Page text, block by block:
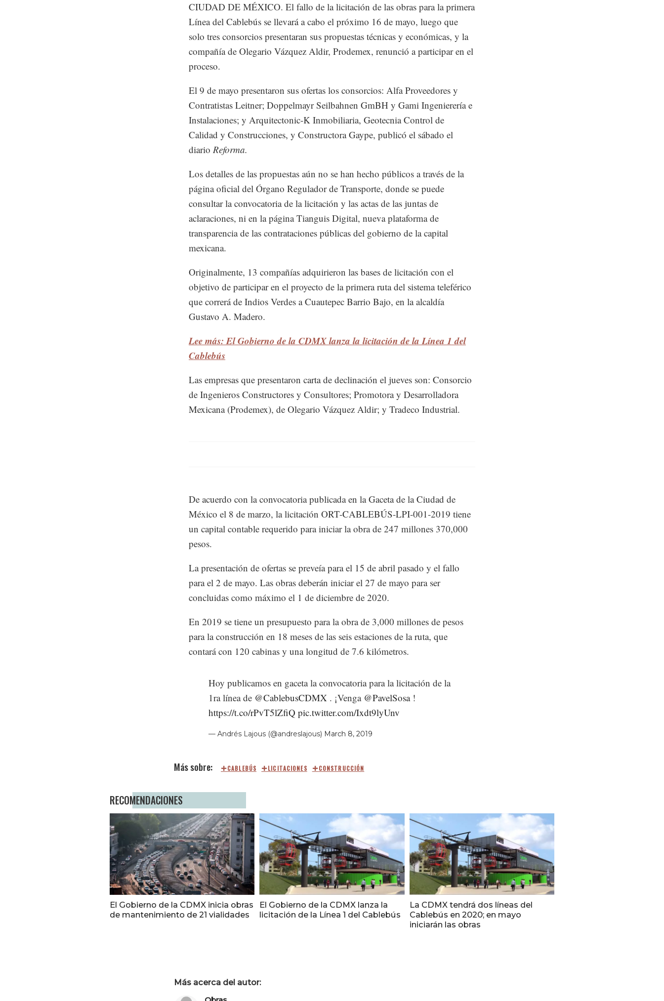
CIUDAD DE MÉXICO. El fallo de la licitación de las obras para la primera
Línea del Cablebús se llevará a cabo el próximo 16 de mayo, luego que
solo tres consorcios presentaran sus propuestas técnicas y económicas, y la
compañía de Olegario Vázquez Aldir, Prodemex, renunció a participar en el
proceso.
El 9 de mayo presentaron sus ofertas los consorcios: Alfa Proveedores y
Contratistas Leitner; Doppelmayr Seilbahnen GmBH y Gami Ingenierería e
Instalaciones; y Arquitectonic-K Inmobiliaria, Geotecnia Control de
Calidad y Construcciones, y Constructora Gaype, publicó el sábado el
diario Reforma.
Los detalles de las propuestas aún no se han hecho públicos a través de la
página oficial del Órgano Regulador de Transporte, donde se puede
consultar la convocatoria de la licitación y las actas de las juntas de
aclaraciones, ni en la página Tianguis Digital, nueva plataforma de
transparencia de las contrataciones públicas del gobierno de la capital
mexicana.
Originalmente, 13 compañías adquirieron las bases de licitación con el
objetivo de participar en el proyecto de la primera ruta del sistema teleférico
que correrá de Indios Verdes a Cuautepec Barrio Bajo, en la alcaldía
Gustavo A. Madero.
Lee más: El Gobierno de la CDMX lanza la licitación de la Línea 1 del
Cablebús
Las empresas que presentaron carta de declinación el jueves son: Consorcio
de Ingenieros Constructores y Consultores; Promotora y Desarrolladora
Mexicana (Prodemex), de Olegario Vázquez Aldir; y Tradeco Industrial.
De acuerdo con la convocatoria publicada en la Gaceta de la Ciudad de
México el 8 de marzo, la licitación ORT-CABLEBÚS-LPI-001-2019 tiene
un capital contable requerido para iniciar la obra de 247 millones 370,000
pesos.
La presentación de ofertas se preveía para el 15 de abril pasado y el fallo
para el 2 de mayo. Las obras deberán iniciar el 27 de mayo para ser
concluidas como máximo el 1 de diciembre de 2020.
En 2019 se tiene un presupuesto para la obra de 3,000 millones de pesos
para la construcción en 18 meses de las seis estaciones de la ruta, que
contará con 120 cabinas y una longitud de 7.6 kilómetros.
Hoy publicamos en gaceta la convocatoria para la licitación de la
1ra línea de @CablebusCDMX . ¡Venga @PavelSosa!
https://t.co/rPvT5lZfiQ pic.twitter.com/Ixdt9lyUnv
— Andrés Lajous (@andreslajous) March 8, 2019
CABLEBÚS LICITACIONES CONSTRUCCIÓN
RECOMENDACIONES
El Gobierno de la CDMX inicia obras
de mantenimiento de 21 vialidades
El Gobierno de la CDMX lanza la
licitación de la Línea 1 del Cablebús
La CDMX tendrá dos líneas del
Cablebús en 2020; en mayo
iniciarán las obras
Más acerca del autor: